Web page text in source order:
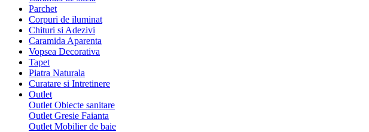
Parchet
Corpuri de iluminat
Chituri si Adezivi
Caramida Aparenta
Vopsea Decorativa
Tapet
Piatra Naturala
Curatare si Intretinere
Outlet
Outlet Obiecte sanitare
Outlet Gresie Faianta
Outlet Mobilier de baie